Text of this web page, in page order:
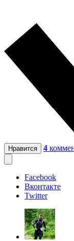
Нравится 4
Facebook
Вконтакте
Twitter